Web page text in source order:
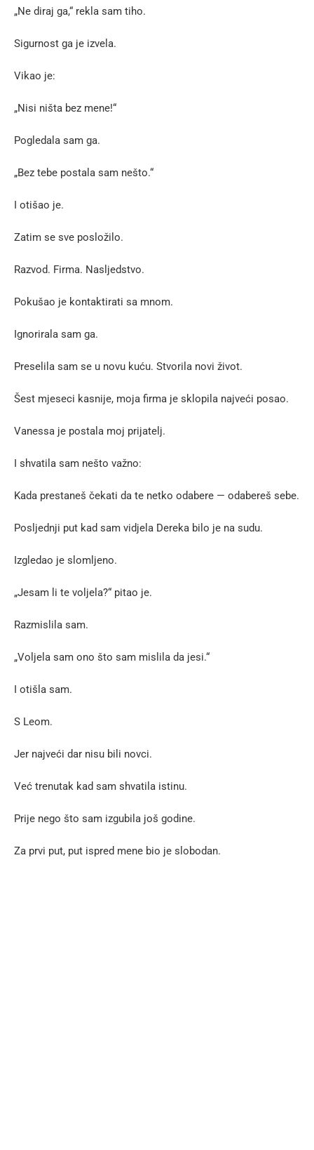
„Ne diraj ga,“ rekla sam tiho.
Sigurnost ga je izvela.
Vikao je:
„Nisi ništa bez mene!“
Pogledala sam ga.
„Bez tebe postala sam nešto.“
I otišao je.
Zatim se sve posložilo.
Razvod. Firma. Nasljedstvo.
Pokušao je kontaktirati sa mnom.
Ignorirala sam ga.
Preselila sam se u novu kuću. Stvorila novi život.
Šest mjeseci kasnije, moja firma je sklopila najveći posao.
Vanessa je postala moj prijatelj.
I shvatila sam nešto važno:
Kada prestaneš čekati da te netko odabere — odabereš sebe.
Posljednji put kad sam vidjela Dereka bilo je na sudu.
Izgledao je slomljeno.
„Jesam li te voljela?“ pitao je.
Razmislila sam.
„Voljela sam ono što sam mislila da jesi.“
I otišla sam.
S Leom.
Jer najveći dar nisu bili novci.
Već trenutak kad sam shvatila istinu.
Prije nego što sam izgubila još godine.
Za prvi put, put ispred mene bio je slobodan.